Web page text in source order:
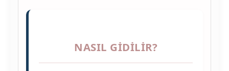
NASIL GIDILIR?